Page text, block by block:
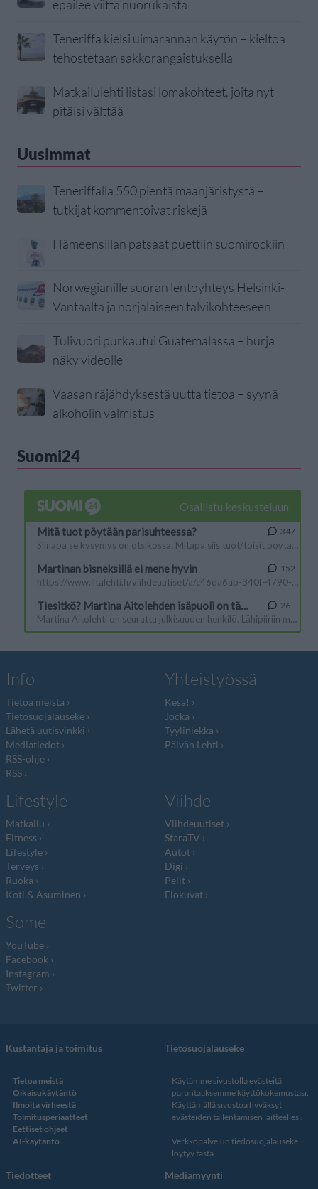
epäilee viittä nuorukaista
Teneriffa kielsi uimarannan käytön – kieltoa
tehostetaan sakkorangaistuksella
Matkailulehti listasi lomakohteet, joita nyt
pitäisi välttää
Uusimmat
Teneriffalla 550 pientä maanjäristystä –
tutkijat kommentoivat riskejä
Hämeensillan patsaat puettiin suomirockiin
Norwegianille suoran lentoyhteys Helsinki-
Vantaalta ja norjalaiseen talvikohteeseen
Tulivuori purkautui Guatemalassa – hurja
näky videolle
Vaasan räjähdyksestä uutta tietoa – syynä
alkoholin valmistus
Suomi24
Info
Tietoa meistä
Tietosuojalauseke
Lähetä uutisvinkki
Mediatiedot
RSS-ohje
RSS
Yhteistyössä
Kesä!
Jocka
Tyyliniekka
Päivän Lehti
Lifestyle
Matkailu
Fitness
Lifestyle
Terveys
Ruoka
Koti & Asuminen
Viihde
Viihdeuutiset
StaraTV
Autot
Digi
Pelit
Elokuvat
Some
YouTube
Facebook
Instagram
Twitter
Kustantaja ja toimitus
Tietoa meistä
Oikaisukäytäntö
Ilmoita virheestä
Toimitusperiaatteet
Eettiset ohjeet
AI-käytäntö
Tietosuojalauseke
Käytämme sivustolla evästeitä
parantaaksemme käyttökokemustasi.
Käyttämällä sivustoa hyväksyt
evästeiden tallentamisen laitteellesi.
Verkkopalvelun tiedosuojalauseke
löytyy tästä.
Tiedotteet Mediamyynti